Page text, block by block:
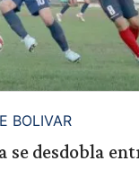
BOLIVAR
se desdobla